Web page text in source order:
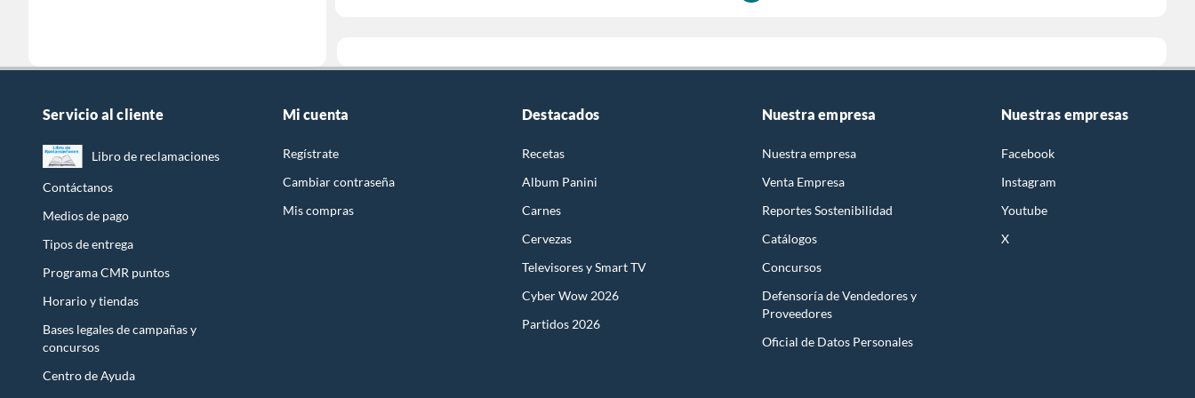
Servicio al cliente
Libro de reclamaciones
Contáctanos
Medios de pago
Tipos de entrega
Programa CMR puntos
Horario y tiendas
Bases legales de campañas y
concursos
Centro de Ayuda
Mi cuenta
Regístrate
Cambiar contraseña
Mis compras
Destacados
Recetas
Album Panini
Carnes
Cervezas
Televisores y Smart TV
Cyber Wow 2026
Partidos 2026
Nuestra empresa
Nuestra empresa
Venta Empresa
Reportes Sostenibilidad
Catálogos
Concursos
Defensoría de Vendedores y
Proveedores
Oficial de Datos Personales
Nuestras empresas
Facebook
Instagram
Youtube
X